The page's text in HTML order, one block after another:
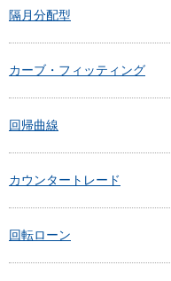
隔月分配型
カーブ・フィッティング
回帰曲線
カウンタートレード
回転ローン